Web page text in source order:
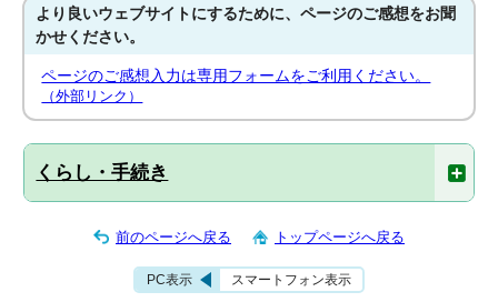
より良いウェブサイトにするために、ページのご感想をお聞
かせください。
ページのご感想入力は専用フォームをご利用ください。
（外部リンク）
くらし・手続き
前のページへ戻る トップページへ戻る
PC表示 スマートフォン表示